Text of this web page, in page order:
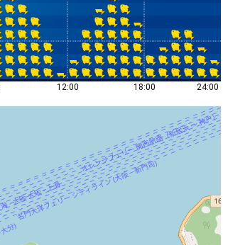
12:00 18:00 24:00